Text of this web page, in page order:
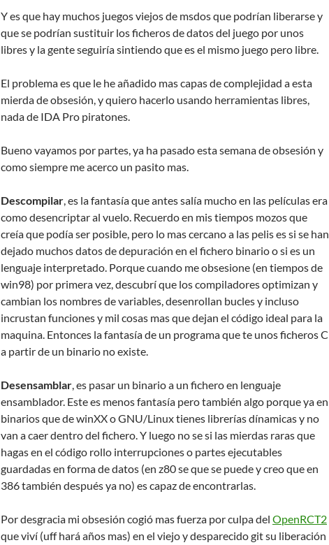
Y es que hay muchos juegos viejos de msdos que podrían liberarse y
que se podrían sustituir los ficheros de datos del juego por unos
libres y la gente seguiría sintiendo que es el mismo juego pero libre.
El problema es que le he añadido mas capas de complejidad a esta
mierda de obsesión, y quiero hacerlo usando herramientas libres,
nada de IDA Pro piratones.
Bueno vayamos por partes, ya ha pasado esta semana de obsesión y
como siempre me acerco un pasito mas.
Descompilar, es la fantasía que antes salía mucho en las películas era
como desencriptar al vuelo. Recuerdo en mis tiempos mozos que
creía que podía ser posible, pero lo mas cercano a las pelis es si se han
dejado muchos datos de depuración en el fichero binario o si es un
lenguaje interpretado. Porque cuando me obsesione (en tiempos de
win98) por primera vez, descubrí que los compiladores optimizan y
cambian los nombres de variables, desenrollan bucles y incluso
incrustan funciones y mil cosas mas que dejan el código ideal para la
maquina. Entonces la fantasía de un programa que te unos ficheros C
a partir de un binario no existe.
Desensamblar, es pasar un binario a un fichero en lenguaje
ensamblador. Este es menos fantasía pero también algo porque ya en
binarios que de winXX o GNU/Linux tienes librerías dínamicas y no
van a caer dentro del fichero. Y luego no se si las mierdas raras que
hagas en el código rollo interrupciones o partes ejecutables
guardadas en forma de datos (en z80 se que se puede y creo que en
386 también después ya no) es capaz de encontrarlas.
Por desgracia mi obsesión cogió mas fuerza por culpa del OpenRCT2
que viví (uff hará años mas) en el viejo y desparecido git su liberación